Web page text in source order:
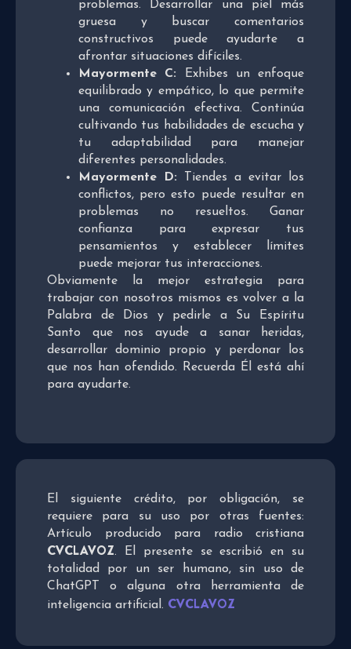
problemas. Desarrollar una piel más
gruesa y buscar comentarios
constructivos puede ayudarte a
afrontar situaciones difíciles.
Mayormente C: Exhibes un enfoque
equilibrado y empático, lo que permite
una comunicación efectiva. Continúa
cultivando tus habilidades de escucha y
tu adaptabilidad para manejar
diferentes personalidades.
Mayormente D:
Tiendes a evitar los
conflictos, pero esto puede resultar en
problemas no resueltos. Ganar
confianza para expresar tus
pensamientos y establecer límites
puede mejorar tus interacciones.
Obviamente la mejor estrategia para
trabajar con nosotros mismos es volver a la
Palabra de Dios y pedirle a Su Espíritu
Santo que nos ayude a sanar heridas,
desarrollar dominio propio y perdonar los
que nos han ofendido. Recuerda Él está ahí
para ayudarte.
El siguiente crédito, por obligación, se
requiere para su uso por otras fuentes:
Artículo producido para radio cristiana
CVCLAVOZ. El presente se escribió en su
totalidad por un ser humano, sin uso de
ChatGPT o alguna otra herramienta de
inteligencia artificial. CVCLAVOZ